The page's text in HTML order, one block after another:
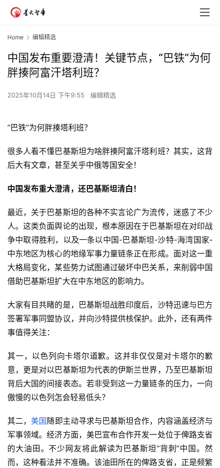
Home 编辑精选
中国发布重要澄清！关键节点，“巴铁”为何
胖揍阿富汗塔利班？
2025年10月14日 下午9:55 编辑精选
“巴铁”为何胖揍塔利班？
很多人看不懂巴基斯坦为啥胖揍阿富汗塔利班？其实，这背
后大有文章，甚至关乎中俄等国安全！
中国发布重大澄清，还巴基斯坦清白！
最近，关于巴基斯坦的各种不实言论广为流传，迷惑了不少
人。这类负面舆论的出现，根本原因在于巴基斯坦在对印战
争中取得胜利，以及一条以中国-巴基斯坦-沙特-海湾国家-
中东地区为核心的地缘军事力量链条正在形成。面对这一重
大格局变化，某些势力试图通过破坏中巴关系，来削弱中国
借助巴基斯坦扩大在中东地区的影响力。
大家有目共睹的是，巴基斯坦战胜印度后，沙特迅速与巴方
签署军事同盟协议，并向沙特提供核保护。此外，还有两件
事值得关注：
其一，以色列向卡塔尔道歉。这并非仅仅是对卡塔尔的歉
意，更是对以巴基斯坦为代表的伊斯兰世界，乃至巴基斯坦
背后大国的间接表态。若非受到这一力量链条的压力，一向
傲慢的以色列怎会轻易低头？
其二，美国 随即主动寻求与巴基斯坦合作，内容涵盖经济与
军事领域。经济方面，美巴宣布合作开发一处位于俾路支省
的大油田。不少网友将此解读为巴基斯坦“背刺”中国。然
而，这种看法并不准确。该油田所在的俾路支省，正是频繁